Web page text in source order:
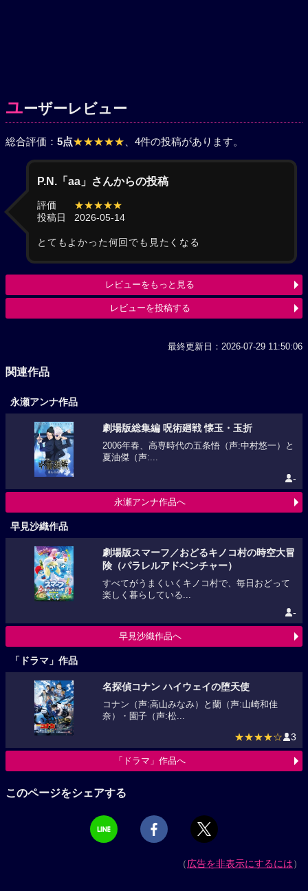
ユーザーレビュー
総合評価： 5点★★★★★ 、4件の投稿があります。
P.N.「aa」さんからの投稿
評価
★★★★★
投稿日
2026-05-14
とてもよかった何回でも見たくなる
レビューをもっと見る
レビューを投稿する
最終更新日：2026-07-29 11:50:06
関連作品
永瀬アンナ作品
劇場版総集編 呪術廻戦 懐玉・玉折
2006年春、高専時代の五条悟（声:中村悠一）と
夏油傑（声:...
-
永瀬アンナ作品へ
早見沙織作品
劇場版スマーフ／おどるキノコ村の時空大冒
険（パラレルアドベンチャー）
すべてがうまくいくキノコ村で、毎日おどって
楽しく暮らしている...
-
早見沙織作品へ
「ドラマ」作品
名探偵コナン ハイウェイの堕天使
コナン（声:高山みなみ）と蘭（声:山崎和佳
奈）・園子（声:松...
★★★★☆ 3
「ドラマ」作品へ
このページをシェアする
（広告を非表示にするには）